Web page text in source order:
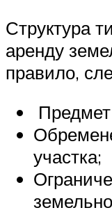
Структура
аренду
правило,
участка;